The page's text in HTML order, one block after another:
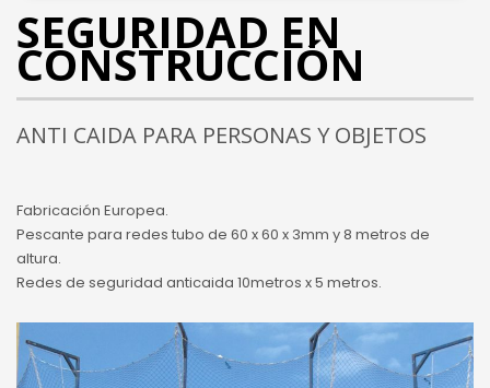
SEGURIDAD EN
CONSTRUCCIÓN
ANTI CAIDA PARA PERSONAS Y OBJETOS
Fabricación Europea.
Pescante para redes tubo de 60 x 60 x 3mm y 8 metros de
altura.
Redes de seguridad anticaida 10metros x 5 metros.